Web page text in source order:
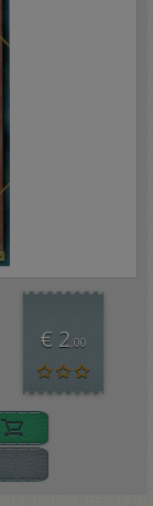
€ 2,00